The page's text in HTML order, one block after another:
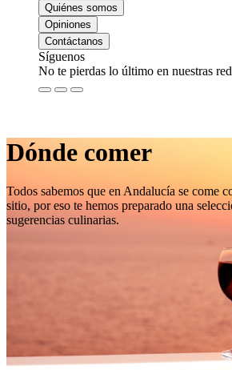
Quiénes somos
Opiniones
Contáctanos
Síguenos
No te pierdas lo último en nuestras
Dónde comer
Todos sabemos que en Andalucía se come
sitio, por eso te hemos preparado una
sugerencias culinarias.